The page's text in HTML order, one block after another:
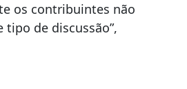
os contribuintes não
tipo de discussão”,